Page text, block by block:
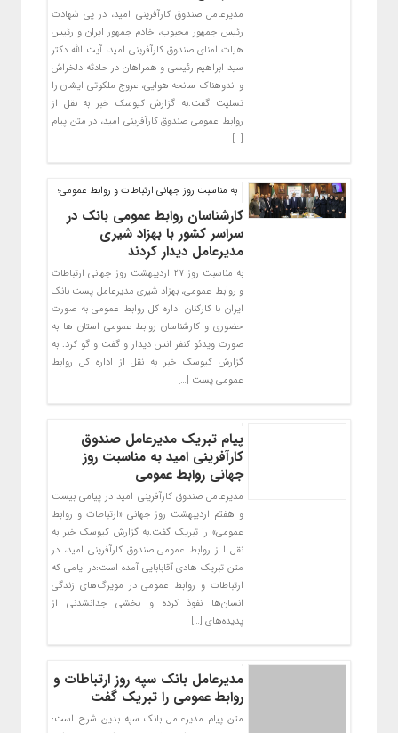
مدیرعامل صندوق کارآفرینی امید، در پی شهادت
رئیس جمهور محبوب، خادم جمهور ایران و رئیس
هیات امنای صندوق کارآفرینی امید، آیت الله دکتر
سید ابراهیم رئیسی و همراهان در حادثه دلخراش
و اندوهناک سانحه هوایی، عروج ملکوتی ایشان را
تسلیت گفت.به گزارش کیوسک خبر به نقل از
روابط عمومی صندوق کارآفرینی امید، در متن پیام
[…]
به مناسبت روز جهانی ارتباطات و روابط عمومی؛
کارشناسان روابط عمومی بانک در
سراسر کشور با بهزاد شیری
مدیرعامل دیدار کردند
به مناسبت روز ۲۷ اردیبهشت روز جهانی ارتباطات
و روابط عمومی، بهزاد شیری مدیرعامل پست بانک
ایران با کارکنان اداره کل روابط عمومی به صورت
حضوری و کارشناسان روابط عمومی استان ها به
صورت ویدئو کنفر انس دیدار و گفت و گو کرد. به
گزارش کیوسک خبر به نقل از اداره کل روابط
عمومی پست […]
پیام تبریک مدیرعامل صندوق
کارآفرینی امید به مناسبت روز
جهانی روابط عمومی
مدیرعامل صندوق کارآفرینی امید در پیامی بیست
و هفتم اردیبهشت روز جهانی «ارتباطات و روابط
عمومی» را تبریک گفت.به گزارش کیوسک خبر به
نقل ا ز روابط عمومی صندوق کارآفرینی امید، در
متن تبریک هادی آقابابایی آمده است:در ایامی که
ارتباطات و روابط عمومی در مویرگ‌های زندگی
انسان‌ها نفوذ کرده و بخشی جدانشدنی از
پدیده‌های […]
مدیرعامل بانک سپه روز ارتباطات و
روابط عمومی را تبریک گفت
متن پیام مدیرعامل بانک سپه بدین شرح است: